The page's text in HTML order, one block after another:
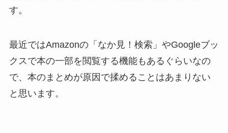
す。
最近ではAmazonの「なか見！検索」やGoogleブッ
クスで本の一部を閲覧する機能もあるぐらいなの
で、本のまとめが原因で揉めることはあまりない
と思います。